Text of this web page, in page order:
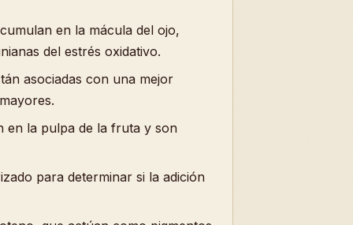
en la mácula del ojo,
del estrés oxidativo.
asociadas con una mejor
en la pulpa de la fruta y son
para determinar si la adición